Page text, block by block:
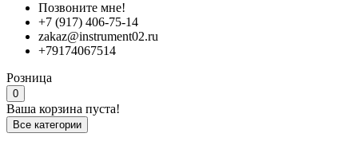
Позвоните мне!
+7 (917) 406-75-14
zakaz@instrument02.ru
+79174067514
Розница
0
Ваша корзина пуста!
Все категории